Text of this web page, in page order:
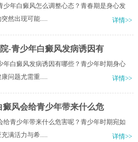
少年白癜风怎么调整心态？青春期是身心发
然出现可能.....
详情>>
-青少年白癜风发病诱因有
年白癜风发病诱因有哪些？青少年时期身心
问题尤需重.....
详情>>
癜风会给青少年带来什么危
给青少年带来什么危害呢？青少年时期宛如
满活力与希.....
详情>>